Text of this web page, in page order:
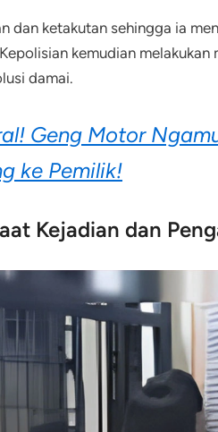
dan ketakutan sehingga ia
kemudian
damai.
Geng Motor
ke Pemilik!
Kejadian dan